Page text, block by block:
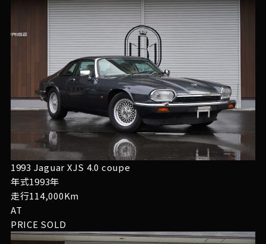
1993 Jaguar XJS 4.0 coupe
年式1993年
走行114,000Km
AT
PRICE SOLD